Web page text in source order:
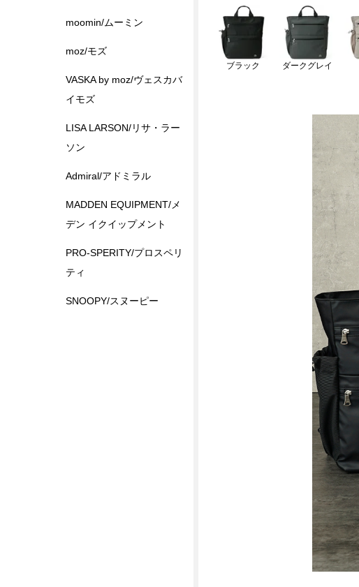
moomin/ムーミン
moz/モズ
VASKA by moz/ヴェスカバ
イモズ
LISA LARSON/リサ・ラー
ソン
Admiral/アドミラル
MADDEN EQUIPMENT/メ
デン イクイップメント
PRO-SPERITY/プロスペリ
ティ
SNOOPY/スヌーピー
ブラック ダークグレイ